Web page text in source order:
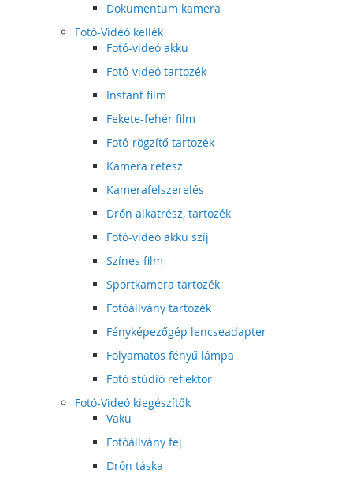
Dokumentum kamera
Fotó-Videó kellék
Fotó-videó akku
Fotó-videó tartozék
Instant film
Fekete-fehér film
Fotó-rögzítő tartozék
Kamera retesz
Kamerafelszerelés
Drón alkatrész, tartozék
Fotó-videó akku szíj
Színes film
Sportkamera tartozék
Fotóállvány tartozék
Fényképezőgép lencseadapter
Folyamatos fényű lámpa
Fotó stúdió reflektor
Fotó-Videó kiegészítők
Vaku
Fotóállvány fej
Drón táska